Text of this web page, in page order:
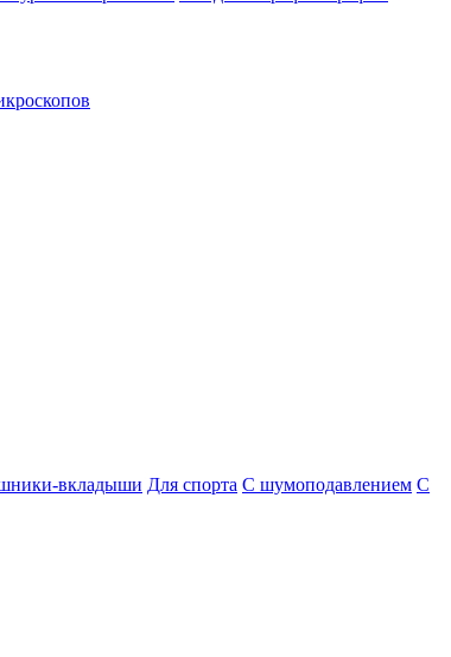
вкладыши Для спорта С шумоподавлением С